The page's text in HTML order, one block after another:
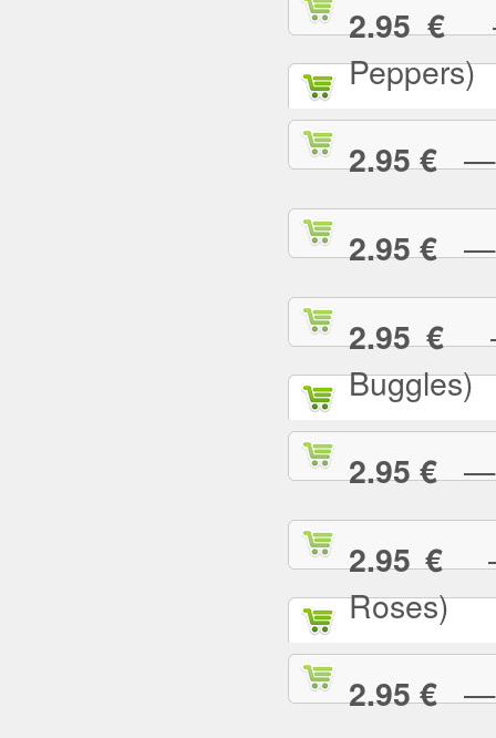
2.95 €—
Peppers)
2.95 €—
2.95 €—
2.95 €—
Buggles)
2.95 €—
2.95 €—
Roses)
2.95 €—